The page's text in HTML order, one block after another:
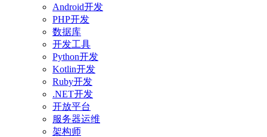
Android开发
PHP开发
数据库
开发工具
Python开发
Kotlin开发
Ruby开发
.NET开发
开放平台
服务器运维
架构师